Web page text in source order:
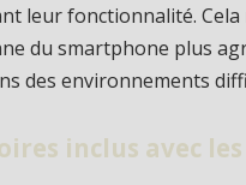
leur fonctionnalité. Cela
du smartphone plus
des environnements
inclus avec